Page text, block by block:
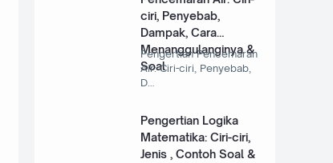
ciri, Penyebab,
Dampak, Cara
Menanggulanginya &
Soal
Pengertian Pencemaran
Air: Ciri-ciri, Penyebab,
D…
Pengertian Logika
Matematika: Ciri-ciri,
Jenis , Contoh Soal &